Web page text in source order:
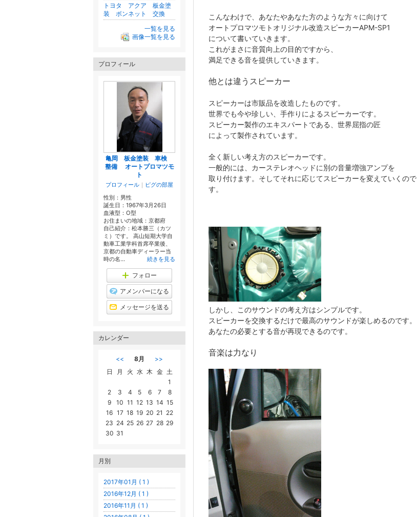
こんなわけで、あなたやあなた方のような方々に向けて
オートプロマツモトオリジナル改造スピーカーAPM-SP1
について書いていきます。
これがまさに音質向上の目的ですから、
満足できる音を提供していきます。
他とは違うスピーカー
スピーカーは市販品を改造したものです。
世界でも今や珍しい、手作りによるスピーカーです。
スピーカー製作のエキスパートである、世界屈指の匠
によって製作されています。
全く新しい考え方のスピーカーです。
一般的には、カーステレオヘッドに別の音量増強アンプを
取り付けます。そしてそれに応じてスピーカーを変えていくので
す。
しかし、このサウンドの考え方はシンプルです。
スピーカーを交換するだけで最高のサウンドが楽しめるのです。
あなたの必要とする音が再現できるのです。
音楽は力なり
トヨタ アクア 板金塗
装 ボンネット 交換
一覧を見る
画像一覧を見る
プロフィール
亀岡 板金塗装 車検
整備 オートプロマツモ
ト
プロフィール ｜ ピグの部屋
性別： 男性
誕生日： 1967年3月26日
血液型： O型
お住まいの地域： 京都府
自己紹介：松本勝三（カツ
ミ）です。 高山短期大学自
動車工業学科首席卒業後、
京都の自動車ディーラー当
時の名...
続きを見る
フォロー
アメンバーになる
メッセージを送る
カレンダー
<< 8月
>>
日
月 火 水 木 金 土
1
2
3 4 5 6 7
8
9
10 11 12 13 14 15
16 17 18 19 20 21 22
23 24 25 26 27 28 29
30 31
月別
2017年01月 ( 1 )
2016年12月 ( 1 )
2016年11月 ( 1 )